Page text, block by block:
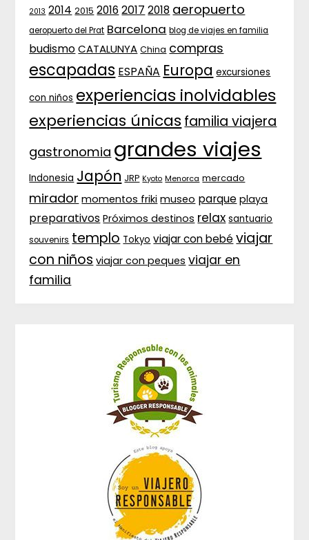
2013 2014 2015 2016 2017 2018 aeropuerto
aeropuerto del Prat Barcelona blog de viajes en familia
budismo CATALUNYA China compras
escapadas ESPAÑA Europa excursiones
con niños experiencias inolvidables
experiencias únicas familia viajera
gastronomia grandes viajes
Indonesia Japón JRP Kyoto Menorca mercado
mirador momentos friki museo parque playa
preparativos Próximos destinos relax santuario
souvenirs templo Tokyo viajar con bebé viajar
con niños viajar con peques viajar en
familia